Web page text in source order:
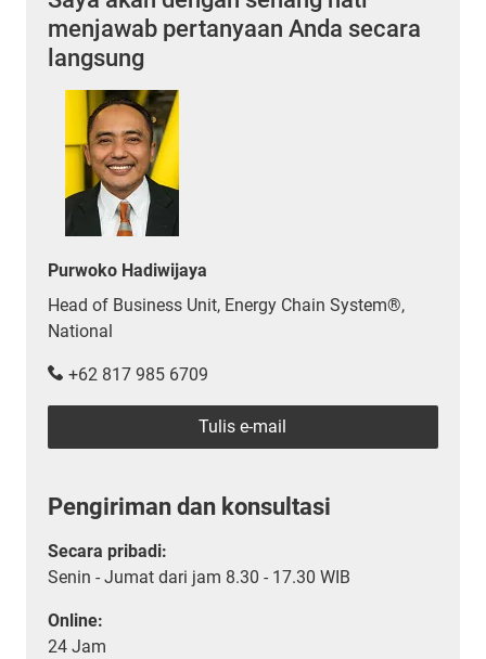
menjawab pertanyaan Anda secara
langsung
Purwoko Hadiwijaya
Head of Business Unit, Energy Chain System®,
National
+62 817 985 6709
Tulis e-mail
Pengiriman dan konsultasi
Secara pribadi:
Senin - Jumat dari jam 8.30 - 17.30 WIB
Online:
24 Jam